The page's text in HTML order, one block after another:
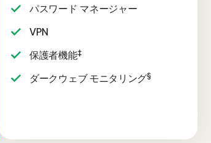
パスワード マネージャー
VPN
保護者機能‡
ダークウェブ モニタリング§